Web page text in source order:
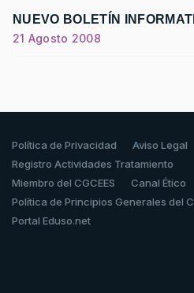
NUEVO BOLETÍN
21 Agosto 2008
Política de Privacidad Aviso Legal
Registro Actividades Tratamiento
Miembro del CGCEES
Canal Ético
Política de Principios Generales del
Portal Eduso.net